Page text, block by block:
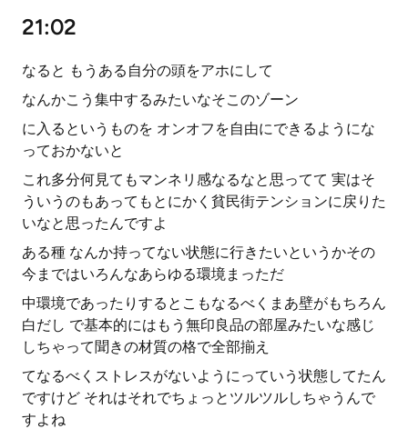
21:02
なると もうある自分の頭をアホにして
なんかこう集中するみたいなそこのゾーン
に入るというものを オンオフを自由にできるようにな
っておかないと
これ多分何見てもマンネリ感なるなと思ってて 実はそ
ういうのもあってもとにかく貧民街テンションに戻りた
いなと思ったんですよ
ある種 なんか持ってない状態に行きたいというかその
今まではいろんなあらゆる環境まっただ
中環境であったりするとこもなるべくまあ壁がもちろん
白だし で基本的にはもう無印良品の部屋みたいな感じ
しちゃって聞きの材質の格で全部揃え
てなるべくストレスがないようにっていう状態してたん
ですけど それはそれでちょっとツルツルしちゃうんで
すよね